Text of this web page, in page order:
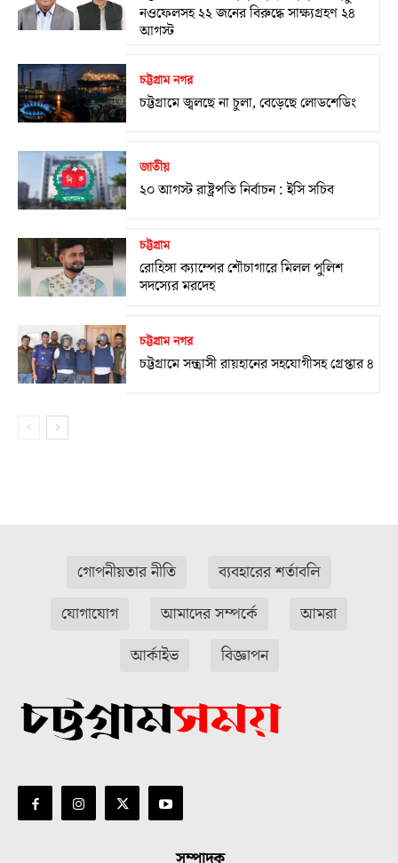
নওফেলসহ ২২ জনের বিরুদ্ধে সাক্ষ্যগ্রহণ ২৪
আগস্ট
চট্টগ্রাম নগর
চট্টগ্রামে জ্বলছে না চুলা, বেড়েছে লোডশেডিং
জাতীয়
২০ আগস্ট রাষ্ট্রপতি নির্বাচন : ইসি সচিব
চট্টগ্রাম
রোহিঙ্গা ক্যাম্পের শৌচাগারে মিলল পুলিশ
সদস্যের মরদেহ
চট্টগ্রাম নগর
চট্টগ্রামে সন্ত্রাসী রায়হানের সহযোগীসহ গ্রেপ্তার ৪
গোপনীয়তার নীতি
ব্যবহারের শর্তাবলি
যোগাযোগ
আমাদের সম্পর্কে
আমরা
আর্কাইভ
বিজ্ঞাপন